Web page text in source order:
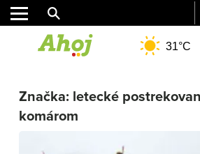
MESTO
31°C
Značka: letecké
komárom